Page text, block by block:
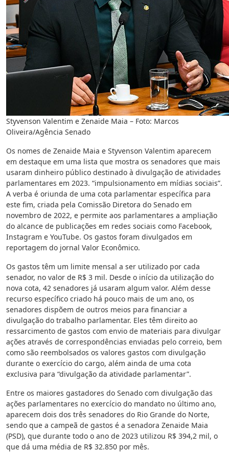
Styvenson Valentim e Zenaide Maia – Foto: Marcos
Oliveira/Agência Senado
Os nomes de Zenaide Maia e Styvenson Valentim aparecem
em destaque em uma lista que mostra os senadores que mais
usaram dinheiro público destinado à divulgação de atividades
parlamentares em 2023. “impulsionamento em mídias sociais”.
A verba é oriunda de uma cota parlamentar específica para
este fim, criada pela Comissão Diretora do Senado em
novembro de 2022, e permite aos parlamentares a ampliação
do alcance de publicações em redes sociais como Facebook,
Instagram e YouTube. Os gastos foram divulgados em
reportagem do jornal Valor Econômico.
Os gastos têm um limite mensal a ser utilizado por cada
senador, no valor de R$ 3 mil. Desde o início da utilização do
nova cota, 42 senadores já usaram algum valor. Além desse
recurso específico criado há pouco mais de um ano, os
senadores dispõem de outros meios para financiar a
divulgação do trabalho parlamentar. Eles têm direito ao
ressarcimento de gastos com envio de materiais para divulgar
ações através de correspondências enviadas pelo correio, bem
como são reembolsados os valores gastos com divulgação
durante o exercício do cargo, além ainda de uma cota
exclusiva para “divulgação da atividade parlamentar”.
Entre os maiores gastadores do Senado com divulgação das
ações parlamentares no exercício do mandato no último ano,
aparecem dois dos três senadores do Rio Grande do Norte,
sendo que a campeã de gastos é a senadora Zenaide Maia
(PSD), que durante todo o ano de 2023 utilizou R$ 394,2 mil, o
que dá uma média de R$ 32.850 por mês.